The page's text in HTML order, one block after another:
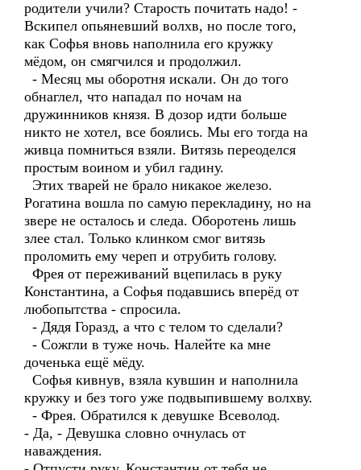
родители учили? Старость почитать надо! -
Вскипел опьяневший волхв, но после того,
как Софья вновь наполнила его кружку
мёдом, он смягчился и продолжил.
- Месяц мы оборотня искали. Он до того
обнаглел, что нападал по ночам на
дружинников князя. В дозор идти больше
никто не хотел, все боялись. Мы его тогда на
живца помниться взяли. Витязь переоделся
простым воином и убил гадину.
Этих тварей не брало никакое железо.
Рогатина вошла по самую перекладину, но на
звере не осталось и следа. Оборотень лишь
злее стал. Только клинком смог витязь
проломить ему череп и отрубить голову.
Фрея от переживаний вцепилась в руку
Константина, а Софья подавшись вперёд от
любопытства - спросила.
- Дядя Горазд, а что с телом то сделали?
- Сожгли в туже ночь. Налейте ка мне
доченька ещё мёду.
Софья кивнув, взяла кувшин и наполнила
кружку и без того уже подвыпившему волхву.
- Фрея. Обратился к девушке Всеволод.
- Да, - Девушка словно очнулась от
наваждения.